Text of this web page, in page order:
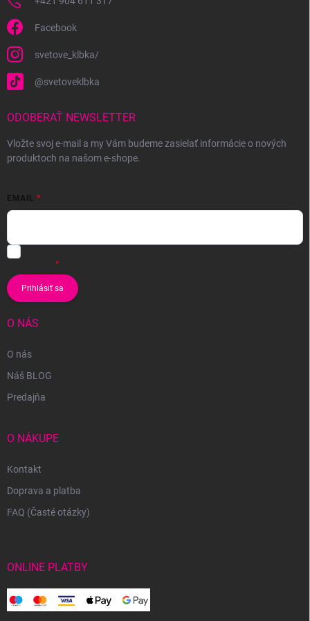
Facebook
svetove_klbka/
@svetoveklbka
ODOBERAŤ NEWSLETTER
Vložte svoj e-mail a my Vám budeme zasielať informácie o nových
produktoch na našom e-shope.
EMAIL
Prihlásiť sa
O NÁS
O nás
Náš BLOG
Predajňa
O NÁKUPE
Kontakt
Doprava a platba
FAQ (Časté otázky)
ONLINE PLATBY